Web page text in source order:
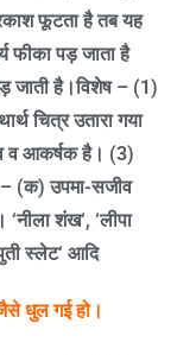
फूटता है तब यह
फीका पड़ जाता है
जाती है।विशेष – (1)
चित्र उतारा गया
व आकर्षक है। (3)
(क) उपमा-सजीव
‘नीला शंख‘, ‘लीपा
स्लेट‘ आदि
धुल गई हो।